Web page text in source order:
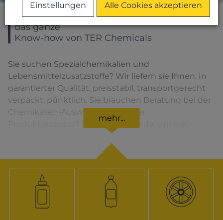
Sie wählen ein Produkt – Sie bekommen
das ganze
Know-how von TER Chemicals
Sie suchen Spezialchemikalien und
Lebensmittelzusatzstoffe? Wir liefern sie Ihnen. In
garantierter Qualität, preisstabil, transportgerecht
verpackt, pünktlich. Sie brauchen Beratung bei der
Chemikalien-Auswahl oder bei der
Lösungen für den jeweiligen Produktbereich
finden Sie, wenn Sie das entsprechende Symbol
anklicken.
mehr...
Einstellungen Alle Cookies akzeptieren